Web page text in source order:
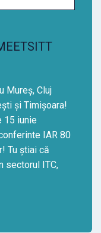
Mureș, Cluj
și Timișoara!
15 iunie
IAR 80
Tu știai că
sectorul ITC,